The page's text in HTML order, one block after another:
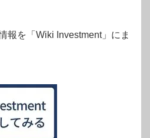
報を「Wiki Investment」にま